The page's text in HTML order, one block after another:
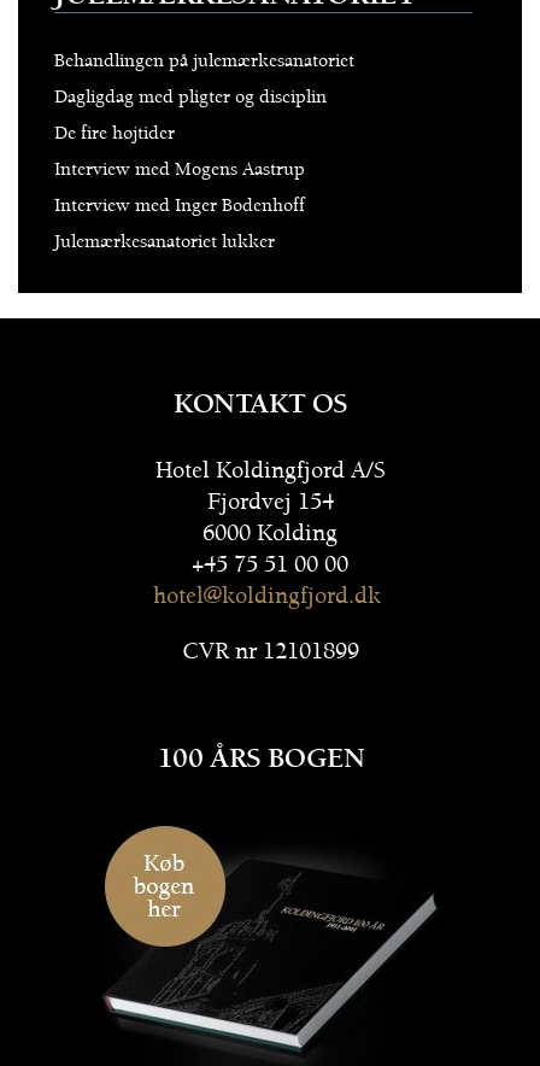
Behandlingen på julemærkesanatoriet
Dagligdag med pligter og disciplin
De fire højtider
Interview med Mogens Aastrup
Interview med Inger Bodenhoff
Julemærkesanatoriet lukker
KONTAKT OS
Hotel Koldingfjord A/S
Fjordvej 154
6000 Kolding
+45 75 51 00 00
hotel@koldingfjord.dk
CVR nr 12101899
100 ÅRS BOGEN